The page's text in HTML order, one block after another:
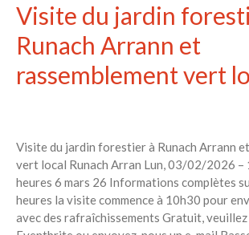
Visite du jardin
Runach Arrann et
rassemblement vert
Visite du jardin forestier à Runach Arrann
vert local Runach Arran Lun, 03/02/2026
heures 6 mars 26 Informations complètes
heures la visite commence à 10h30 pour
avec des rafraîchissements Gratuit,